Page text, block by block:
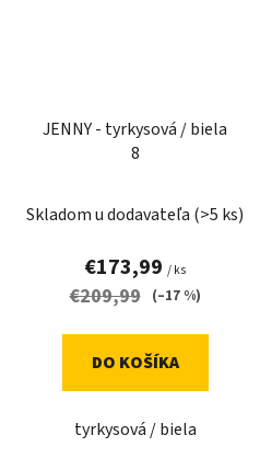
JENNY - tyrkysová / biela
8
Skladom u dodavateľa (>5 ks)
€173,99 / ks
€209,99 (–17 %)
DO KOŠÍKA
tyrkysová / biela